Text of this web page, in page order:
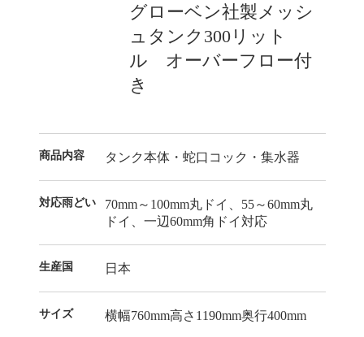
グローベン社製メッシ
ュタンク300リット
ル オーバーフロー付
き
商品内容 タンク本体・蛇口コック・集水器
対応雨どい
70mm～100mm丸ドイ、55～60mm丸
ドイ、一辺60mm角ドイ対応
生産国 日本
サイズ 横幅760mm高さ1190mm奥行400mm